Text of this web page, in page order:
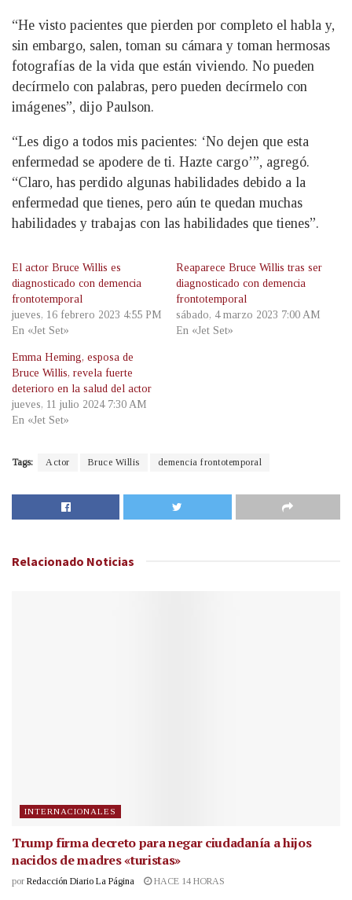
“He visto pacientes que pierden por completo el habla y,
sin embargo, salen, toman su cámara y toman hermosas
fotografías de la vida que están viviendo. No pueden
decírmelo con palabras, pero pueden decírmelo con
imágenes”, dijo Paulson.
“Les digo a todos mis pacientes: ‘No dejen que esta
enfermedad se apodere de ti. Hazte cargo’”, agregó.
“Claro, has perdido algunas habilidades debido a la
enfermedad que tienes, pero aún te quedan muchas
habilidades y trabajas con las habilidades que tienes”.
El actor Bruce Willis es
diagnosticado con demencia
frontotemporal
jueves, 16 febrero 2023 4:55 PM
En «Jet Set»
Reaparece Bruce Willis tras ser
diagnosticado con demencia
frontotemporal
sábado, 4 marzo 2023 7:00 AM
En «Jet Set»
Emma Heming, esposa de
Bruce Willis, revela fuerte
deterioro en la salud del actor
jueves, 11 julio 2024 7:30 AM
En «Jet Set»
Tags: Actor Bruce Willis demencia frontotemporal
Relacionado Noticias
INTERNACIONALES
Trump firma decreto para negar ciudadanía a hijos
nacidos de madres «turistas»
por Redacción Diario La Página HACE 14 HORAS